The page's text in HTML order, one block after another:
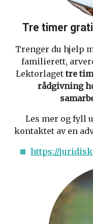
Tre timer
Trenger du hjelp
familierett,
Lektorlagettre
rådgivning
Les mer og fyll
kontaktet av en
https://